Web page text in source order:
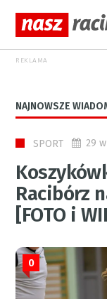
REKLAMA
NAJNOWSZE
SPORT 29
Racibórz
[FOTO i
0